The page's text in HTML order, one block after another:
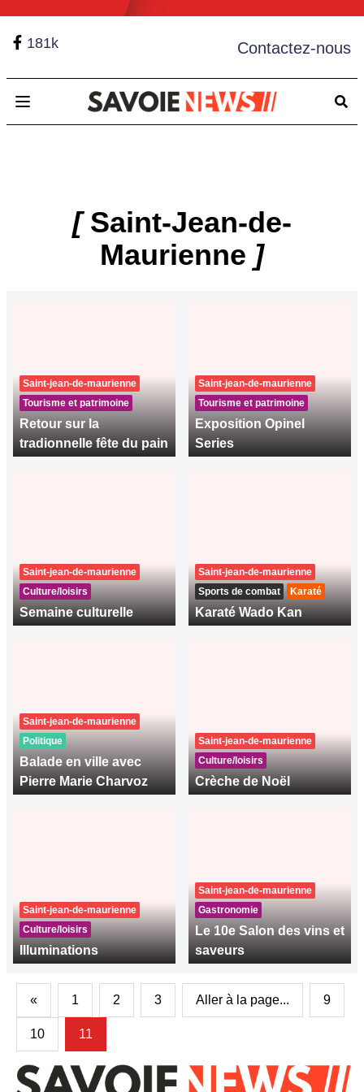
181k Contactez-nous
Open main menu
[Saint-Jean-de-
Maurienne ]
Saint-jean-de-maurienne
Tourisme et patrimoine
Retour sur la
tradionnelle fête du pain
Saint-jean-de-maurienne
Tourisme et patrimoine
Exposition Opinel
Series
Saint-jean-de-maurienne
Culture/loisirs
Semaine culturelle
Saint-jean-de-maurienne
Sports de combat
Karaté
Karaté Wado Kan
Saint-jean-de-maurienne
Politique
Balade en ville avec
Pierre Marie Charvoz
Saint-jean-de-maurienne
Culture/loisirs
Crèche de Noël
Saint-jean-de-maurienne
Culture/loisirs
Illuminations
Saint-jean-de-maurienne
Gastronomie
Le 10e Salon des vins et
saveurs
« 1 2 3 Aller à la page... 9
10 11